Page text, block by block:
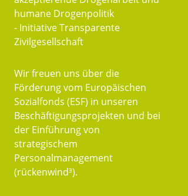
humane Drogenpolitik
- Initiative Transparente
Zivilgesellschaft
Wir freuen uns über die
Förderung vom Europäischen
Sozialfonds (ESF) in unseren
Beschäftigungsprojekten und bei
der Einführung von
strategischem
Personalmanagement
(rückenwind³).